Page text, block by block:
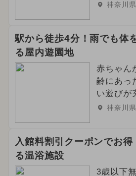
神奈川
駅から徒歩4分！雨でも体
る屋内遊園地
赤ちゃん
齢にあっ
い遊びが
神奈川
入館料割引クーポンでお
る温浴施設
3歳以下